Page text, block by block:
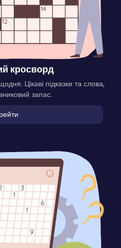
кросворд
Цікаві підказки та слова,
запас.